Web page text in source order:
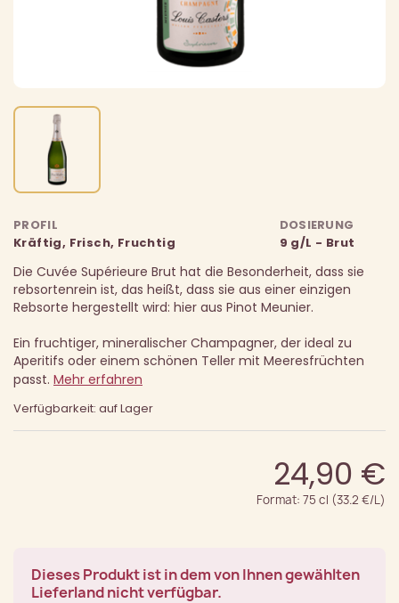
PROFIL
Kräftig, Frisch, Fruchtig
DOSIERUNG
9 g/L - Brut
Die Cuvée Supérieure Brut hat die Besonderheit, dass sie
rebsortenrein ist, das heißt, dass sie aus einer einzigen
Rebsorte hergestellt wird: hier aus Pinot Meunier.
Ein fruchtiger, mineralischer Champagner, der ideal zu
Aperitifs oder einem schönen Teller mit Meeresfrüchten
passt. Mehr erfahren
Verfügbarkeit: auf Lager
24,90 €
Format: 75 cl (33.2 €/L)
Dieses Produkt ist in dem von Ihnen gewählten
Lieferland nicht verfügbar.